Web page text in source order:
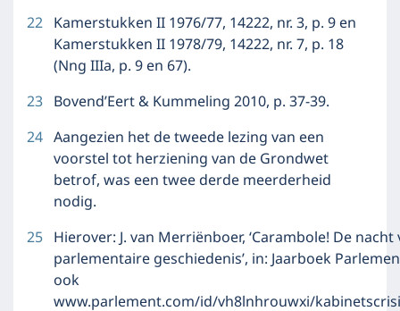
22 Kamerstukken II 1976/77, 14222, nr. 3, p. 9 en
Kamerstukken II 1978/79, 14222, nr. 7, p. 18
(Nng IIIa, p. 9 en 67).
23 Bovend’Eert & Kummeling 2010, p. 37-39.
24 Aangezien het de tweede lezing van een
voorstel tot herziening van de Grondwet
betrof, was een twee derde meerderheid
nodig.
25 Hierover: J. van Merriënboer, ‘Carambole! De
parlementaire geschiedenis’, in: Jaarboek
ook
www.parlement.com/id/vh8lnhrouwxi/